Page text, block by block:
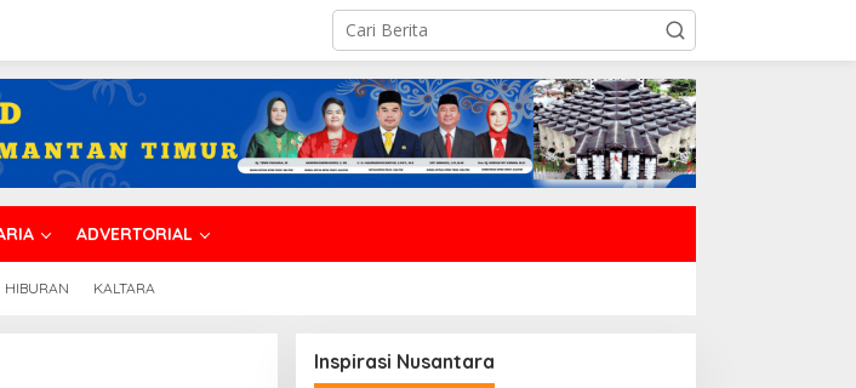
ADVERTORIAL
HIBURAN KALTARA
Inspirasi Nusantara